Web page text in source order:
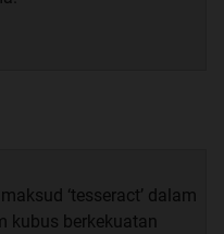
‘tesseract’ dalam
kubus berkekuatan